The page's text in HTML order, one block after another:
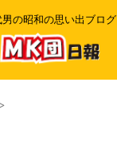
の昭和の思い出ブログ
>